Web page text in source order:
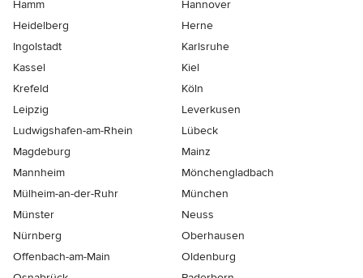
Hamm
Hannover
Heidelberg
Herne
Ingolstadt
Karlsruhe
Kassel
Kiel
Krefeld
Köln
Leipzig
Leverkusen
Ludwigshafen-am-Rhein
Lübeck
Magdeburg
Mainz
Mannheim
Mönchen­gladbach
Mülheim-an-der-Ruhr
München
Münster
Neuss
Nürnberg
Oberhausen
Offenbach-am-Main
Oldenburg